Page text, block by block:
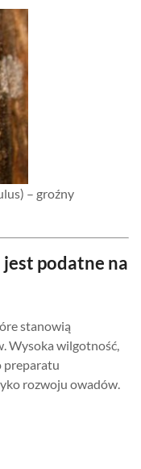
– groźny
podatne na
stanowią
Wysoka wilgotność,
preparatu
rozwoju owadów.